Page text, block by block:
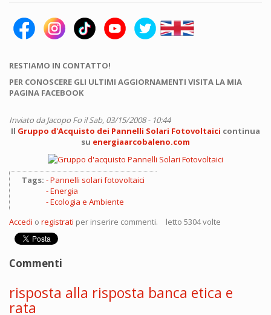
RESTIAMO IN CONTATTO!
PER CONOSCERE GLI ULTIMI AGGIORNAMENTI VISITA LA MIA
PAGINA FACEBOOK
Inviato daJacopo Fo il Sab, 03/15/2008 - 10:44
Il Gruppo d'Acquisto dei Pannelli Solari Fotovoltaici continua
su energiaarcobaleno.com
Tags:
Pannelli solari fotovoltaici
Energia
Ecologia e Ambiente
Accedi o registrati per inserire commenti. letto 5304 volte
Commenti
risposta alla risposta banca etica e
rata